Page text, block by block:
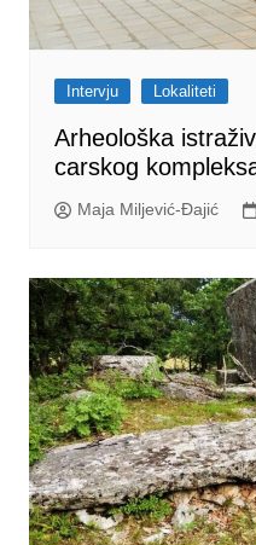
Intervju Lokaliteti
Arheološka
carskog
Maja Miljević-Đajić